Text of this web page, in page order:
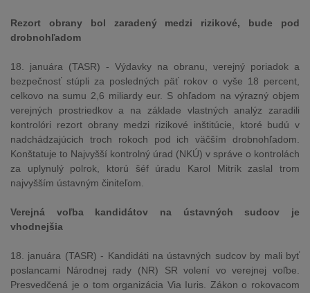
Rezort obrany bol zaradený medzi rizikové, bude pod
drobnohľadom
18. januára (TASR) - Výdavky na obranu, verejný poriadok a
bezpečnosť stúpli za posledných päť rokov o vyše 18 percent,
celkovo na sumu 2,6 miliardy eur. S ohľadom na výrazný objem
verejných prostriedkov a na základe vlastných analýz zaradili
kontrolóri rezort obrany medzi rizikové inštitúcie, ktoré budú v
nadchádzajúcich troch rokoch pod ich väčším drobnohľadom.
Konštatuje to Najvyšší kontrolný úrad (NKÚ) v správe o kontrolách
za uplynulý polrok, ktorú šéf úradu Karol Mitrík zaslal trom
najvyšším ústavným činiteľom.
Verejná voľba kandidátov na ústavných sudcov je
vhodnejšia
18. januára (TASR) - Kandidáti na ústavných sudcov by mali byť
poslancami Národnej rady (NR) SR volení vo verejnej voľbe.
Presvedčená je o tom organizácia Via Iuris. Zákon o rokovacom